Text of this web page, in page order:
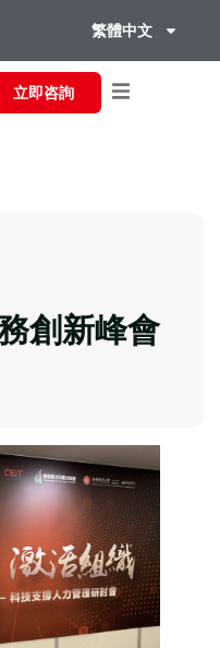
繁體中文
立即咨詢
創新峰會